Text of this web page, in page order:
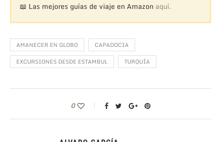
📖 Las mejores guías de viaje en Amazon aquí.
AMANECER EN GLOBO
CAPADOCIA
EXCURSIONES DESDE ESTAMBUL
TURQUÍA
0